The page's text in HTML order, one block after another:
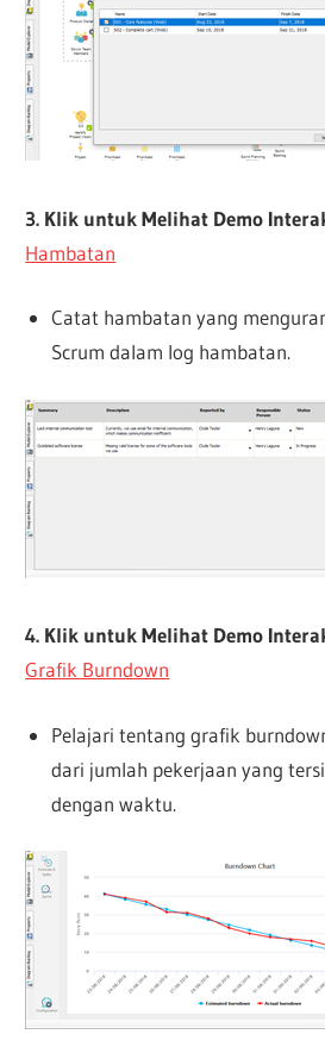
3. Klik untuk Melihat Demo
Hambatan
Catat hambatan yang
Scrum dalam log hambatan.
4. Klik untuk Melihat Demo
Grafik Burndown
Pelajari tentang grafik
dari jumlah pekerjaan yang
dengan waktu.